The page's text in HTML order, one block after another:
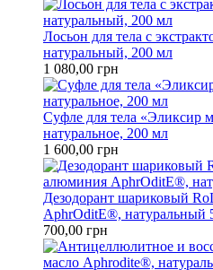
Лосьон для тела с
натуральный, 200 мл
1 080,00 грн
Cуфле для тела «Эликсир
натуральное, 200 мл
1 600,00 грн
Дезодорант шариковый
AphrOditE®, натуральный
700,00 грн